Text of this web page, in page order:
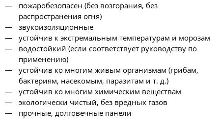
пожаробезопасен (без возгорания, без
распространения огня)
звукоизоляционные
устойчив к экстремальным температурам и морозам
водостойкий (если соответствует руководству по
применению)
устойчив ко многим живым организмам (грибам,
бактериям, насекомым, паразитам и т. д.)
устойчив ко многим химическим веществам
экологически чистый, без вредных газов
прочные, долговечные панели